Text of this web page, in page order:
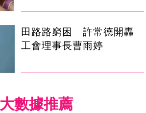
田路路窮困 許常德開轟
工會理事長曹雨婷
大數據推薦